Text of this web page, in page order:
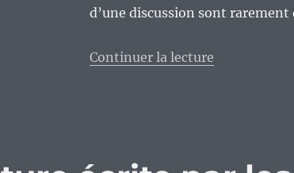
d’une discussion sont rarement
Continuer la lecturede « La